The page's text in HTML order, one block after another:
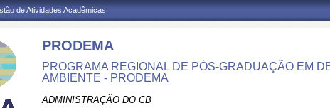
de Atividades Acadêmicas
PRODEMA
PROGRAMA REGIONAL DE PÓS-GRADUAÇÃO EM
AMBIENTE - PRODEMA
ADMINISTRAÇÃO DO CB